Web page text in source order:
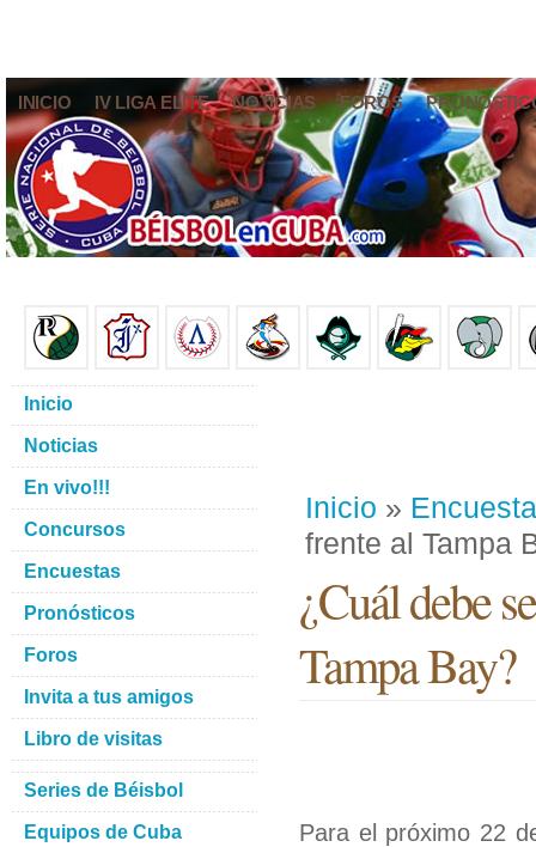
INICIO IV LIGA ELITE NOTICIAS FOROS
Inicio »
frente al Tampa
¿Cuál debe
Tampa Bay?
Para el próximo 22
Inicio
Noticias
En vivo!!!
Concursos
Encuestas
Pronósticos
Foros
Invita a tus amigos
Libro de visitas
Series de Béisbol
Equipos de Cuba